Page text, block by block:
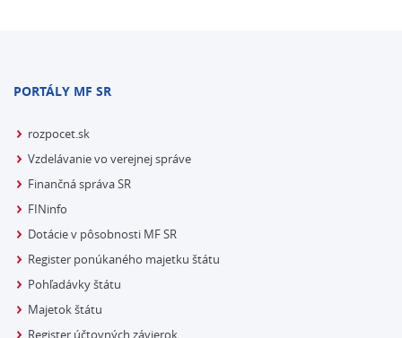
PORTÁLY MF SR
rozpocet.sk
Vzdelávanie vo verejnej správe
Finančná správa SR
FINinfo
Dotácie v pôsobnosti MF SR
Register ponúkaného majetku štátu
Pohľadávky štátu
Majetok štátu
Register účtovných závierok